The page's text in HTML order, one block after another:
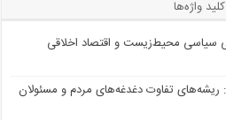
کلید واژه‌ها
سیاسی محیط‌زیست و اقتصاد اخلاقی
ریشه‌های تفاوت دغدغه‌های مردم و مسئولان